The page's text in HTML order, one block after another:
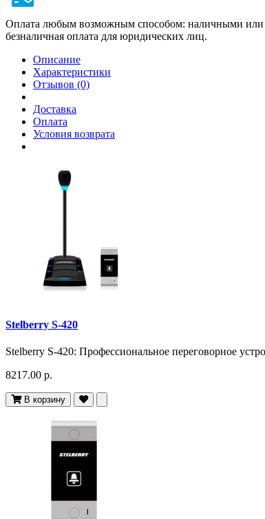
Оплата любым возможным способом: наличными или
безналичная оплата для юридических лиц.
Описание
Характеристики
Отзывов (0)
Доставка
Оплата
Условия возврата
Stelberry S-420
Stelberry S-420: Профессиональное переговорное
8217.00 р.
В корзину